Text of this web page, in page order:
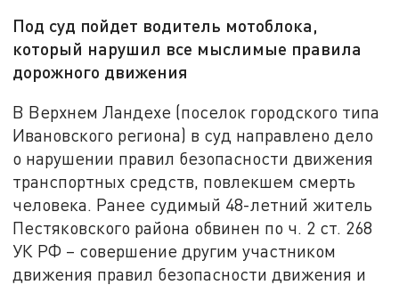
Под суд пойдет водитель мотоблока,
который нарушил все мыслимые правила
дорожного движения
В Верхнем Ландехе (поселок городского типа
Ивановского региона) в суд направлено дело
о нарушении правил безопасности движения
транспортных средств, повлекшем смерть
человека. Ранее судимый 48-летний житель
Пестяковского района обвинен по ч. 2 ст. 268
УК РФ – совершение другим участником
движения правил безопасности движения и